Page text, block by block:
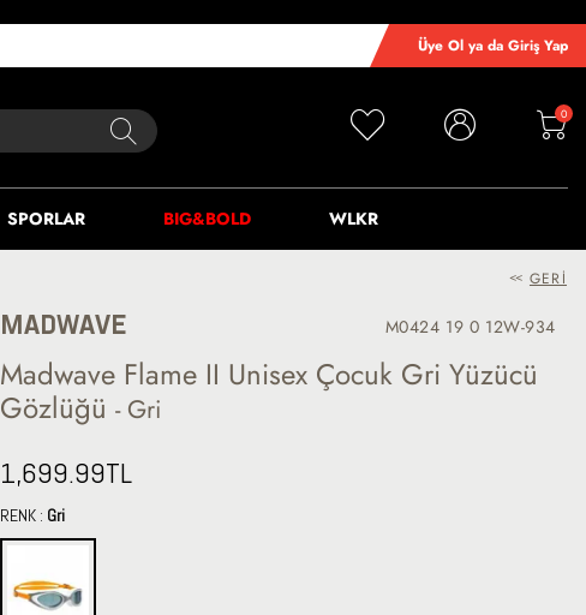
Üye Ol ya da Giriş Yap
0
SPORLAR BIG&BOLD WLKR
<< GERI
MADWAVE M0424 19 0 12W-934
Madwave Flame II Unisex Çocuk Gri Yüzücü
Gözlüğü - Gri
1,699.99TL
RENK : Gri